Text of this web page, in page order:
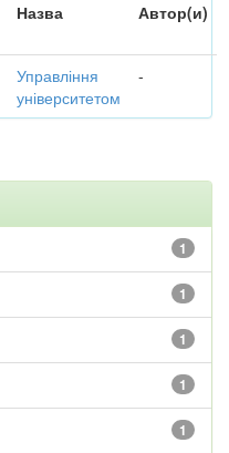
Назва Автор(и)
Управління
університетом
-
1
1
1
1
1